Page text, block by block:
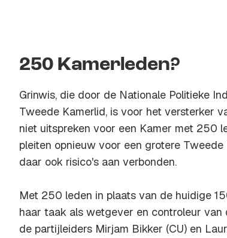
250 Kamerleden?
Grinwis, die door de Nationale Politieke
Tweede Kamerlid, is voor het versterker
niet uitspreken voor een Kamer met 250
pleiten opnieuw voor een grotere
daar ook risico's aan verbonden.
Met 250 leden in plaats van de huidige
haar taak als wetgever en controleur van
de partijleiders Mirjam Bikker (CU) en